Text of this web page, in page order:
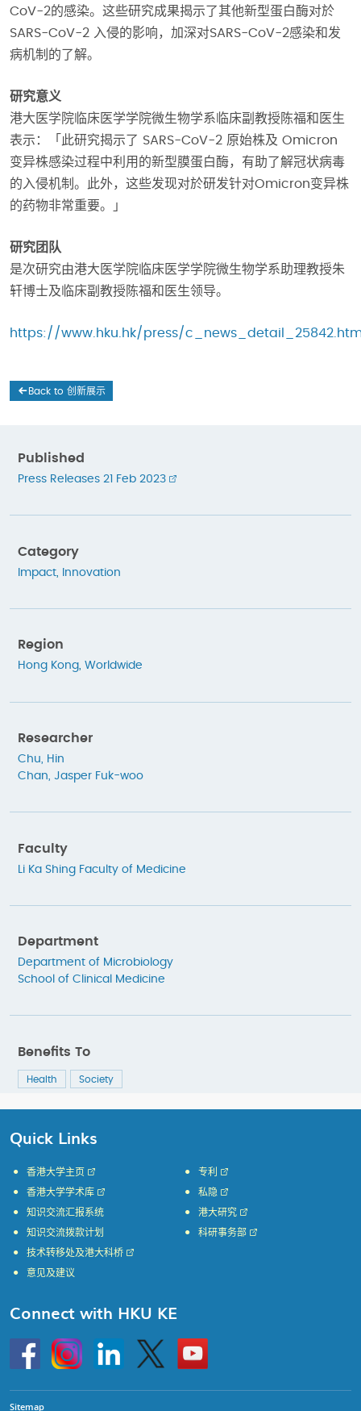
CoV-2的感染。这些研究成果揭示了其他新型蛋白酶对於
SARS-CoV-2 入侵的影响，加深对SARS-CoV-2感染和发
病机制的了解。
研究意义
港大医学院临床医学学院微生物学系临床副教授陈福和医生
表示：「此研究揭示了 SARS-CoV-2 原始株及 Omicron
变异株感染过程中利用的新型膜蛋白酶，有助了解冠状病毒
的入侵机制。此外，这些发现对於研发针对Omicron变异株
的药物非常重要。」
研究团队
是次研究由港大医学院临床医学学院微生物学系助理教授朱
轩博士及临床副教授陈福和医生领导。
https://www.hku.hk/press/
Back to 创新展示
Published
Press Releases 21 Feb 2023
Category
Impact Innovation
Region
Hong Kong, Worldwide
Researcher
Chu, Hin
Chan, Jasper Fuk-woo
Faculty
Li Ka Shing Faculty of Medicine
Department
Department of Microbiology
School of Clinical Medicine
Benefits To
Health Society
Quick Links
香港大学主页
香港大学学术库
知识交流汇报系统
知识交流拨款计划
专利
私隐
港大研究
科研事务部
技术转移处及港大科桥
意见及建议
Connect with HKU KE
HKU
InstagramLinkedin Twitter
Go
to
HKU
Sitemap